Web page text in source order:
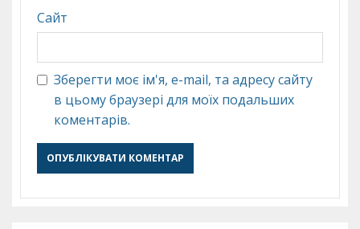
Сайт
Зберегти моє ім'я, e-mail, та адресу сайту
в цьому браузері для моїх подальших
коментарів.